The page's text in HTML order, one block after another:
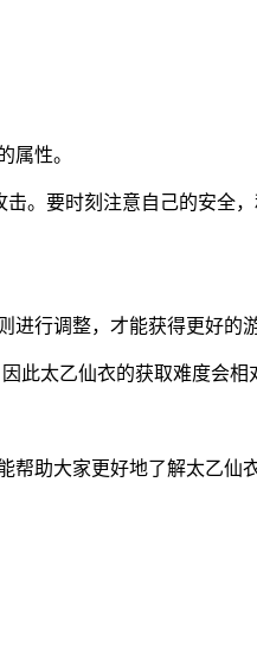
属性。
。要时刻注意自己的安全
行调整，才能获得更好的
此太乙仙衣的获取难度会相
帮助大家更好地了解太乙仙